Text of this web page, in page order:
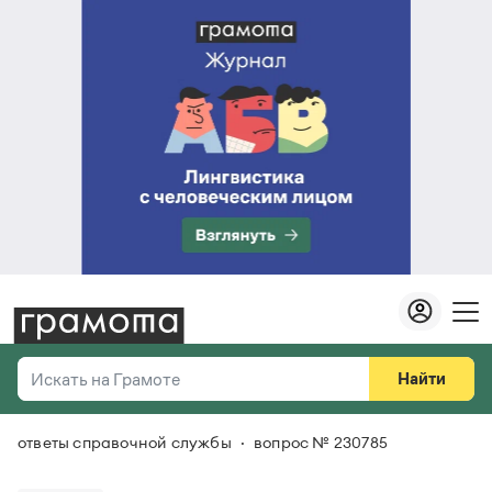
Искать на Грамоте
Справочная служба
Найти
Везде
ответы справочной службы вопрос № 230785